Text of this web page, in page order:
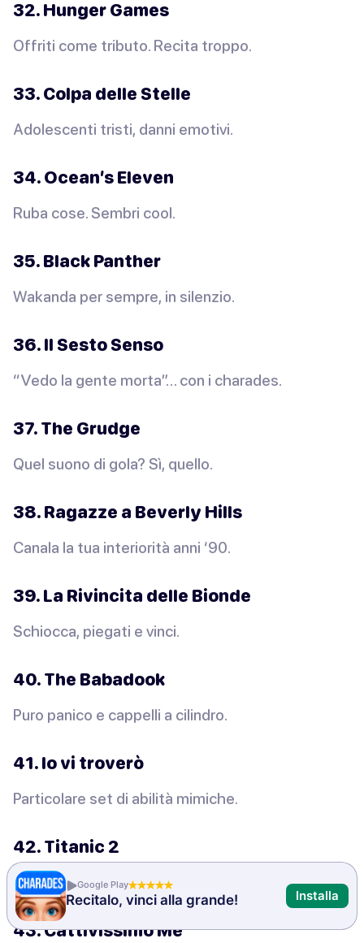
32. Hunger Games
Offriti come tributo. Recita troppo.
33. Colpa delle Stelle
Adolescenti tristi, danni emotivi.
34. Ocean’s Eleven
Ruba cose. Sembri cool.
35. Black Panther
Wakanda per sempre, in silenzio.
36. Il Sesto Senso
“Vedo la gente morta”… con i charades.
37. The Grudge
Quel suono di gola? Sì, quello.
38. Ragazze a Beverly Hills
Canala la tua interiorità anni ‘90.
39. La Rivincita delle Bionde
Schiocca, piegati e vinci.
40. The Babadook
Puro panico e cappelli a cilindro.
41. Io vi troverò
Particolare set di abilità mimiche.
42. Titanic 2
Aspetta, ne hanno fatto un altro?
43. Cattivissimo Me
Google Play
Recitalo, vinci alla grande! Installa